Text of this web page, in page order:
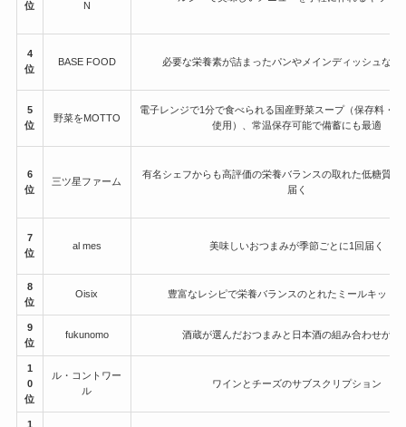
位
N
4
位
BASE FOOD 必要な栄養素が詰まったパンやメインディッシュなど
5
位
野菜をMOTTO
電子レンジで1分で食べられる国産野菜スープ（保存料・
使用）、常温保存可能で備蓄にも最適
6
位
三ツ星ファーム
有名シェフからも高評価の栄養バランスの取れた低糖質な
届く
7
位
al mes 美味しいおつまみが季節ごとに1回届く
8
位
Oisix 豊富なレシピで栄養バランスのとれたミールキット
9
位
fukunomo 酒蔵が選んだおつまみと日本酒の組み合わせが届
1
0
位
ル・コントワー
ル
ワインとチーズのサブスクリプション
1